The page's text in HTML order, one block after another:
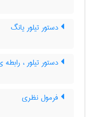
دستور تیلور یانگ
دستور تیلور ، رابطه
فرمول نظری